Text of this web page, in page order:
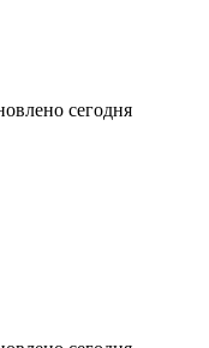
сегодня